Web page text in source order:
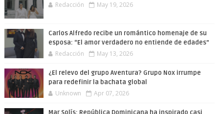
Redacción May 19, 2026
Carlos Alfredo recibe un romántico homenaje de su
esposa: “El amor verdadero no entiende de edades”
Redacción May 13, 2026
¿El relevo del grupo Aventura? Grupo Nox irrumpe
para redefinir la bachata global
Unknown Apr 07, 2026